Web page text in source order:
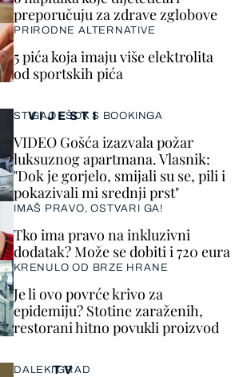
VIJESTI
STIGAO I ŠOK S BOOKINGA
VIDEO Gošća izazvala požar
luksuznog apartmana. Vlasnik:
"Dok je gorjelo, smijali su se, pili i
pokazivali mi srednji prst"
IMAŠ PRAVO, OSTVARI GA!
Tko ima pravo na inkluzivni
dodatak? Može se dobiti i 720 eura
KRENULO OD BRZE HRANE
Je li ovo povrće krivo za
epidemiju? Stotine zaraženih,
restorani hitno povukli proizvod
preporučuju za zdrave zglobove
PRIRODNE ALTERNATIVE
5 pića koja imaju više elektrolita
od sportskih pića
TV
DALEKI GRAD